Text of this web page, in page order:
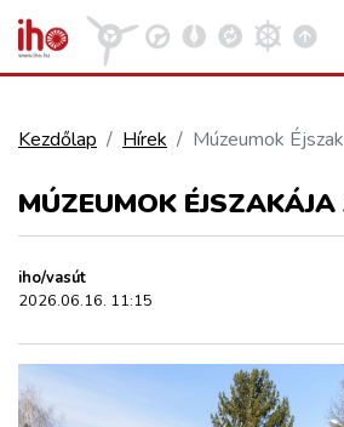
VASÚT
KÖZLEKEDÉSFEJLESZTÉS
Kezdőlap Hírek Múzeumok
MÚZEUMOK
iho/vasút
2026.06.16. 11:15